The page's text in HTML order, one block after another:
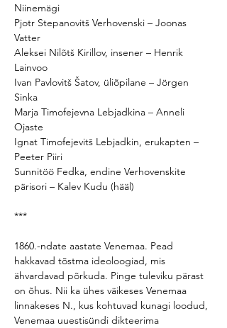
Niinemägi
Pjotr Stepanovitš Verhovenski – Joonas
Vatter
Aleksei Nilõtš Kirillov, insener – Henrik
Lainvoo
Ivan Pavlovitš Šatov, üliõpilane – Jörgen
Sinka
Marja Timofejevna Lebjadkina – Anneli
Ojaste
Ignat Timofejevitš Lebjadkin, erukapten –
Peeter Piiri
Sunnitöö Fedka, endine Verhovenskite
1860.-ndate aastate Venemaa. Pead
hakkavad tõstma ideoloogiad, mis
ähvardavad põrkuda. Pinge tuleviku pärast
on õhus. Nii ka ühes väikeses Venemaa
linnakeses N., kus kohtuvad kunagi loodud,
Venemaa uuestisündi dikteerima